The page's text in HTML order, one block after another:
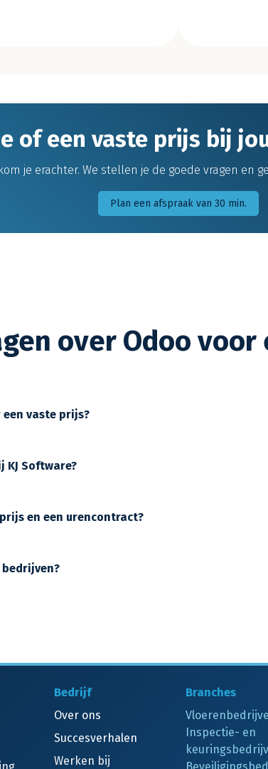
of een vaste prijs bij
je erachter. We stellen je de goede vragen en
Plan een afspraak van 30 min.
over Odoo
vaste prijs?
KJ Software?
en een urencontract?
Bedrijf
Over ons
Succesverhalen
Werken bij
Branches
Inspectie- en